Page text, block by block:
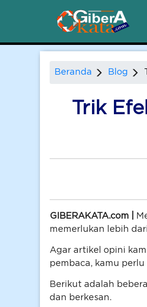
Beranda Blog
Trik
GIBERAKATA.com |
memerlukan lebih
Agar artikel opini
pembaca, kamu
Berikut adalah
dan berkesan.